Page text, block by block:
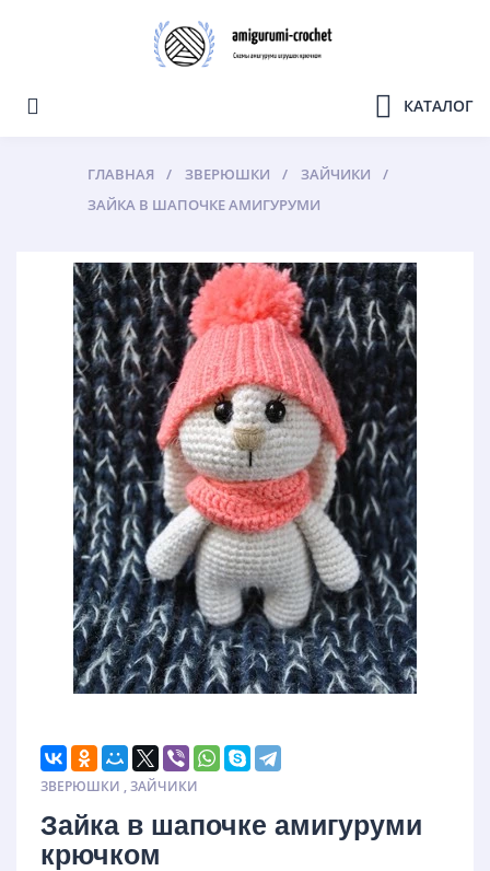
КАТАЛОГ
ГЛАВНАЯ ЗВЕРЮШКИ
ЗАЙЧИКИ
ЗАЙКА В ШАПОЧКЕ АМИГУРУМИ
ЗВЕРЮШКИ ,ЗАЙЧИКИ
Зайка в шапочке амигуруми
крючком